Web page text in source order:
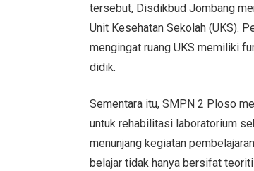
tersebut, Disdikbud Jombang
Unit Kesehatan Sekolah (UKS).
mengingat ruang UKS memiliki
didik.
Sementara itu, SMPN 2 Ploso
untuk rehabilitasi laboratorium
menunjang kegiatan
belajar tidak hanya bersifat